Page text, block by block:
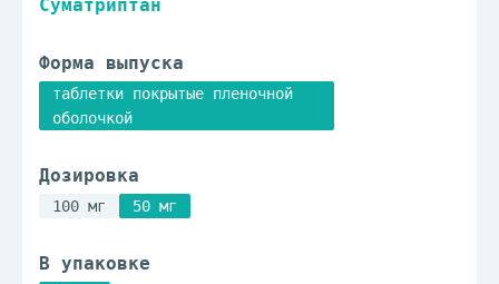
Суматриптан
Форма выпуска
таблетки покрытые пленочной
оболочкой
Дозировка
100 мг 50 мг
В упаковке